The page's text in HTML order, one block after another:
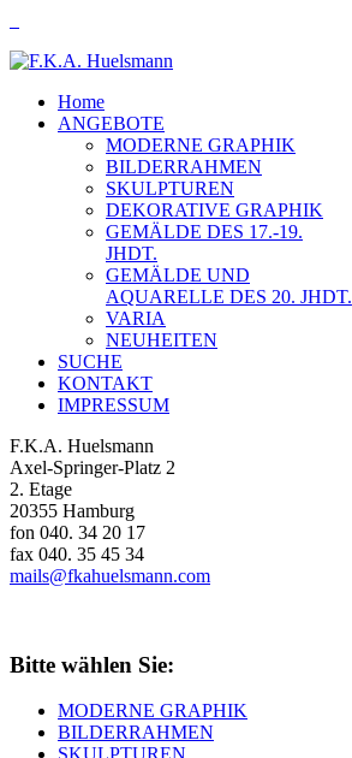
Home
ANGEBOTE
MODERNE GRAPHIK
BILDERRAHMEN
SKULPTUREN
DEKORATIVE GRAPHIK
GEMÄLDE DES 17.-19.
JHDT.
GEMÄLDE UND
AQUARELLE DES 20. JHDT.
VARIA
NEUHEITEN
SUCHE
KONTAKT
IMPRESSUM
F.K.A. Huelsmann
Axel-Springer-Platz 2
2. Etage
20355 Hamburg
fon 040. 34 20 17
fax 040. 35 45 34
mails@fkahuelsmann.com
Bitte wählen Sie:
MODERNE GRAPHIK
BILDERRAHMEN